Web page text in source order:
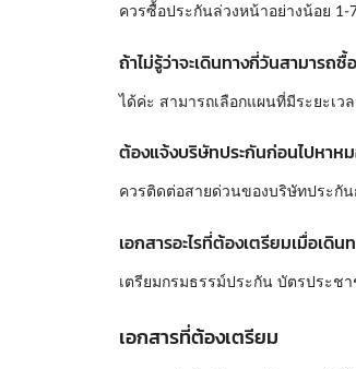
ควรซื้อประกันล่วงหน้าอย่างน้อย 1-
ถ้าไม่รู้ว่าจะเดินทางกี่วันสามารถซื้
ได้ค่ะ สามารถเลือกแผนที่มีระยะเ
ต้องแจ้งบริษัทประกันก่อนไปหาห
ควรติดต่อสายด่วนของบริษัทประกั
เอกสารอะไรที่ต้องเตรียมเมื่อเดิน
เตรียมกรมธรรม์ประกัน บัตรประช
เอกสารที่ต้องเตรียม